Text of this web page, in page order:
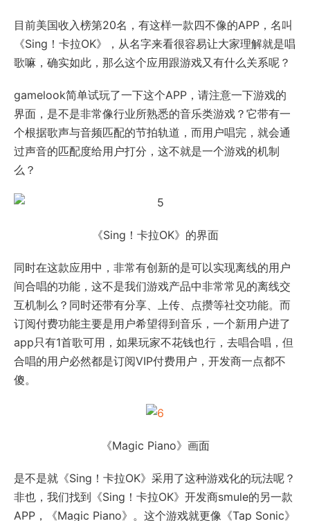
目前美国收入榜第20名，有这样一款四不像的APP，名叫
《Sing！卡拉OK》，从名字来看很容易让大家理解就是唱
歌嘛，确实如此，那么这个应用跟游戏又有什么关系呢？
gamelook简单试玩了一下这个APP，请注意一下游戏的
界面，是不是非常像行业所熟悉的音乐类游戏？它带有一
个根据歌声与音频匹配的节拍轨道，而用户唱完，就会通
过声音的匹配度给用户打分，这不就是一个游戏的机制
么？
《Sing！卡拉OK》的界面
同时在这款应用中，非常有创新的是可以实现离线的用户
间合唱的功能，这不是我们游戏产品中非常常见的离线交
互机制么？同时还带有分享、上传、点攒等社交功能。而
订阅付费功能主要是用户希望得到音乐，一个新用户进了
app只有1首歌可用，如果玩家不花钱也行，去唱合唱，但
合唱的用户必然都是订阅VIP付费用户，开发商一点都不
傻。
《Magic Piano》画面
是不是就《Sing！卡拉OK》采用了这种游戏化的玩法呢？
非也，我们找到《Sing！卡拉OK》开发商smule的另一款
APP，《Magic Piano》。这个游戏就更像《Tap Sonic》